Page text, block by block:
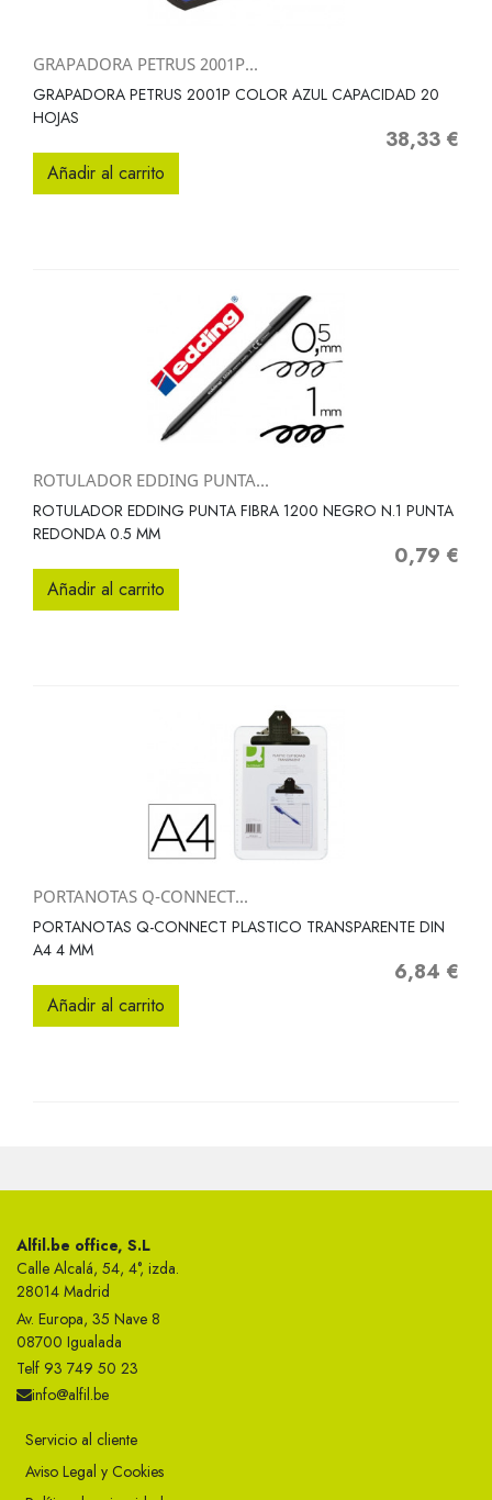
GRAPADORA PETRUS 2001P...
GRAPADORA PETRUS 2001P COLOR AZUL CAPACIDAD 20
HOJAS
Precio
38,33 €
Añadir al carrito
ROTULADOR EDDING PUNTA...
ROTULADOR EDDING PUNTA FIBRA 1200 NEGRO N.1 PUNTA
REDONDA 0.5 MM
Precio
0,79 €
Añadir al carrito
PORTANOTAS Q-CONNECT...
PORTANOTAS Q-CONNECT PLASTICO TRANSPARENTE DIN
A4 4 MM
Precio
6,84 €
Añadir al carrito
Alfil.be office, S.L
Calle Alcalá, 54, 4°, izda.
28014 Madrid
Av. Europa, 35 Nave 8
08700 Igualada
Telf 93 749 50 23
info@alfil.be
Servicio al cliente
Aviso Legal y Cookies